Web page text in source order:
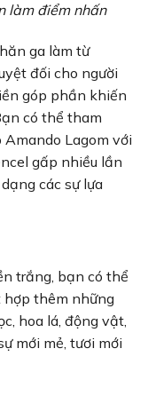
làm điểm nhấn
ga làm từ
đối cho người
góp phần khiến
có thể tham
Lagom với
gấp nhiều lần
các sự lựa
trắng, bạn có thể
thêm những
hoa lá, động vật,
mới mẻ, tươi mới